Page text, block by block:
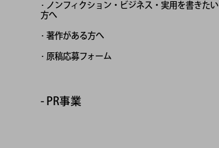
ノンフィクション・ビジネス・実用を書きたい
方へ
著作がある方へ
原稿応募フォーム
PR事業